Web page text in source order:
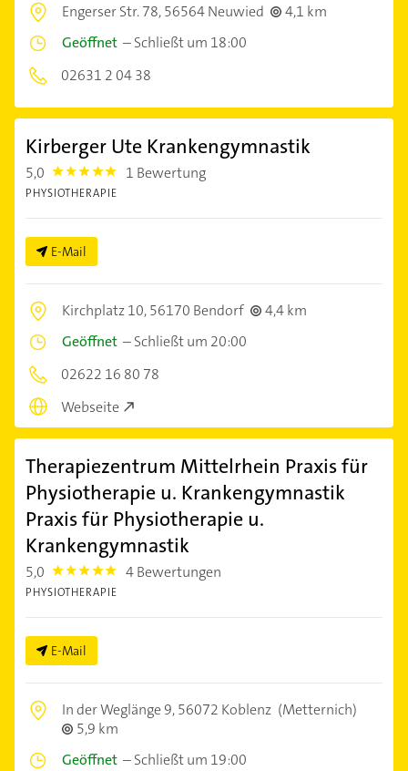
Engerser Str. 78,56564 Neuwied
4,1 km
Geöffnet –Schließt um 18:00
02631 2 04 38
Kirberger Ute Krankengymnastik
5,0 5.0 1 Bewertung
PHYSIOTHERAPIE
E-Mail
Kirchplatz 10,56170 Bendorf
4,4 km
Geöffnet –Schließt um 20:00
02622 16 80 78
Webseite
Therapiezentrum Mittelrhein Praxis für
Physiotherapie u. Krankengymnastik
Praxis für Physiotherapie u.
Krankengymnastik
5,0 5.0 4 Bewertungen
PHYSIOTHERAPIE
E-Mail
In der Weglänge 9,56072 Koblenz (Metternich)
5,9 km
Geöffnet –Schließt um 19:00